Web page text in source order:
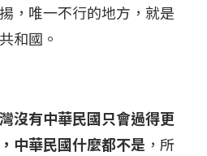
，唯一不行的地方，就是
和國。
沒有中華民國只會過得更
中華民國什麼都不是 ，所